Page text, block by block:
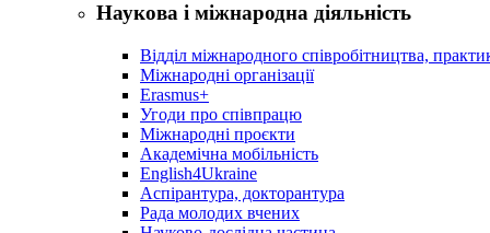
Наукова і міжнародна діяльність
Відділ міжнародного співробітництва,
Міжнародні організації
Erasmus+
Угоди про співпрацю
Міжнародні проєкти
Академічна мобільність
English4Ukraine
Аспірантура, докторантура
Рада молодих вчених